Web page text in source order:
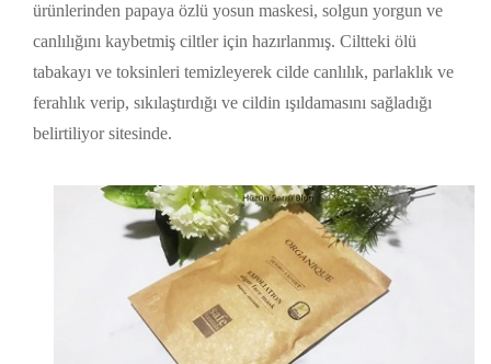
ürünlerinden papaya özlü yosun maskesi, solgun yorgun ve
canlılığını kaybetmiş ciltler için hazırlanmış. Ciltteki ölü
tabakayı ve toksinleri temizleyerek cilde canlılık, parlaklık ve
ferahlık verip, sıkılaştırdığı ve cildin ışıldamasını sağladığı
belirtiliyor sitesinde.